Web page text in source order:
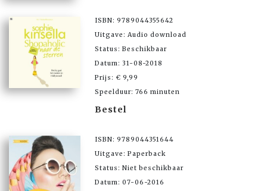
ISBN: 9789044355642
Uitgave: Audio download
Status: Beschikbaar
Datum: 31-08-2018
Prijs: € 9,99
Speelduur: 766 minuten
Bestel
ISBN: 9789044351644
Uitgave: Paperback
Status: Niet beschikbaar
Datum: 07-06-2016